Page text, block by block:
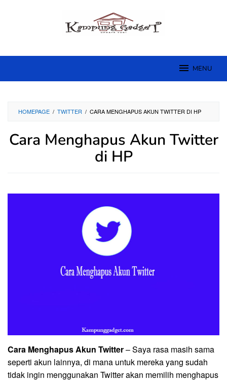
MENU
HOMEPAGE / TWITTER / CARA MENGHAPUS AKUN TWITTER DI HP
Cara Menghapus Akun Twitter
di HP
Cara Menghapus Akun Twitter– Saya rasa masih sama
seperti akun lainnya, di mana untuk mereka yang sudah
tidak ingin menggunakan Twitter akan memilih menghapus